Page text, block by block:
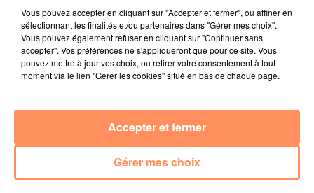
27 juin 2022
Le cocholed pour jouer à la pétanque
jusqu'au bout de la nuit !
10 mai 2022
Toulon : des quais électrifiés pour 2023 !
Cassis organise sa traditionnelle "Fête du vin"
10 mai 2022
Marseille : appel à témoins pour retrouver
Frédéric Pache
Vous pouvez accepter en cliquant sur "Accepter et fermer", ou affiner en
sélectionnant les finalités et/ou partenaires dans "Gérer mes choix".
Vous pouvez également refuser en cliquant sur "Continuer sans
accepter". Vos préférences ne s'appliqueront que pour ce site. Vous
pouvez mettre à jour vos choix, ou retirer votre consentement à tout
moment via le lien "Gérer les cookies" situé en bas de chaque page.
Gérer mes choix
Accepter et fermer